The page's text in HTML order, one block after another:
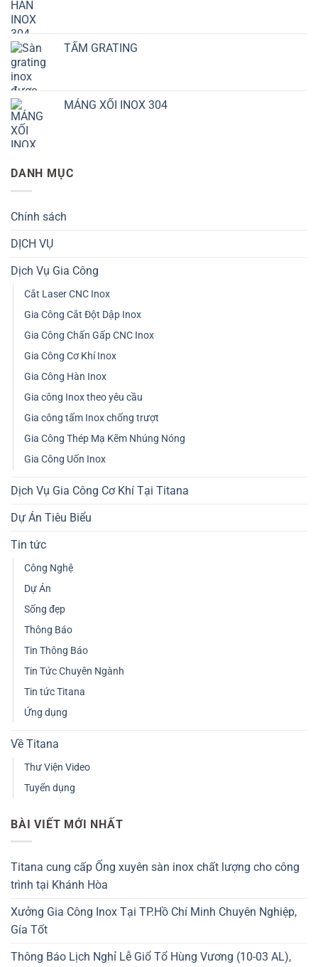
TẤM GRATING
MÁNG XỐI INOX 304
DANH MỤC
Chính sách
DỊCH VỤ
Dịch Vụ Gia Công
Cắt Laser CNC Inox
Gia Công Cắt Đột Dập Inox
Gia Công Chấn Gấp CNC Inox
Gia Công Cơ Khí Inox
Gia Công Hàn Inox
Gia công Inox theo yêu cầu
Gia công tấm Inox chống trượt
Gia Công Thép Mạ Kẽm Nhúng Nóng
Gia Công Uốn Inox
Dịch Vụ Gia Công Cơ Khí Tại Titana
Dự Án Tiêu Biểu
Tin tức
Công Nghệ
Dự Án
Sống đẹp
Thông Báo
Tin Thông Báo
Tin Tức Chuyên Ngành
Tin tức Titana
Ứng dụng
Về Titana
Thư Viện Video
Tuyển dụng
BÀI VIẾT MỚI NHẤT
Titana cung cấp Ống xuyên sàn inox chất lượng cho công
trình tại Khánh Hòa
Xưởng Gia Công Inox Tại TP.Hồ Chí Minh Chuyên Nghiệp,
Gía Tốt
Thông Báo Lịch Nghỉ Lễ Giổ Tổ Hùng Vương (10-03 AL),